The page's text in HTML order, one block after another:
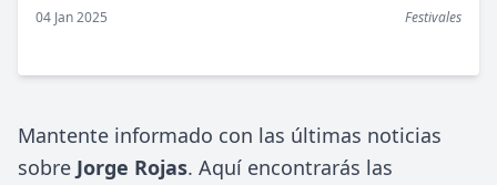
04 Jan 2025 Festivales
Mantente informado con las últimas noticias
sobre Jorge Rojas. Aquí encontrarás las